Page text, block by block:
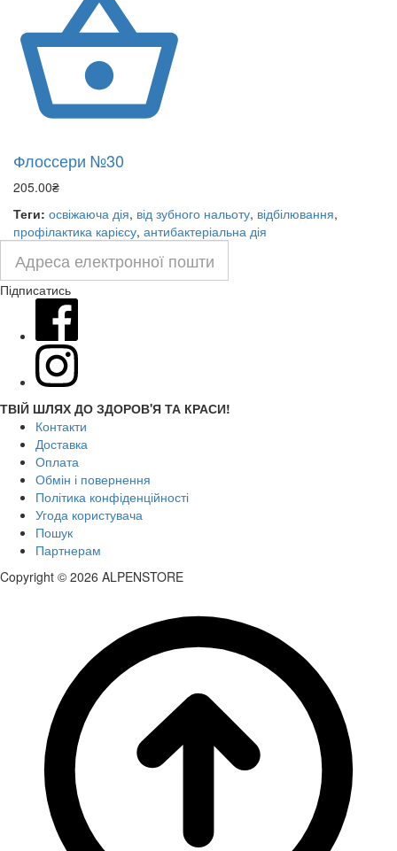
Флоссери №30
205.00₴
Теги: освіжаюча дія, від зубного нальоту, відбілювання,
профілактика карієсу, антибактеріальна дія
Підписатись
ТВІЙ ШЛЯХ ДО ЗДОРОВ'Я ТА КРАСИ!
Контакти
Доставка
Оплата
Обмін і повернення
Політика конфіденційності
Угода користувача
Пошук
Партнерам
Copyright © 2026 ALPENSTORE